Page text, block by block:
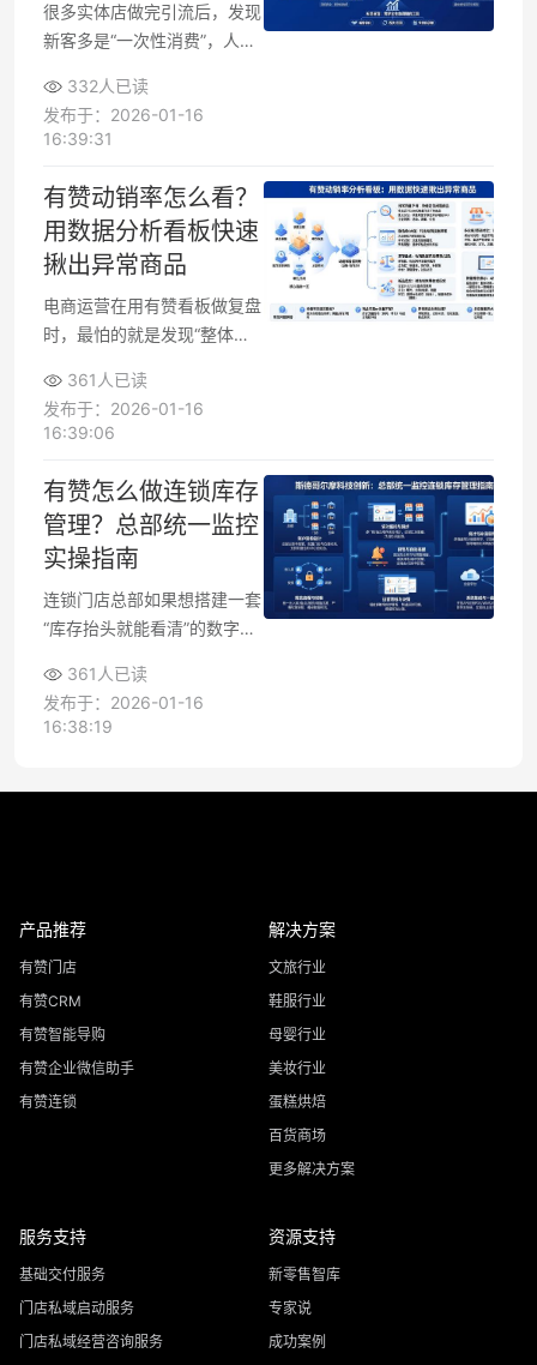
很多实体店做完引流后，发现
新客多是“一次性消费”，人来
把这些顾客变成长期贡献利润
的储值会员，需要把“办卡”这
务，用任务营销引导顾客持续
互动、二次到店、自然储值。
只要把任务设计合理、奖励清
晰、执行稳定，就能在不靠大
力度打折的前提下提升储值率
和复购。
332人已读
发布于：2026-01-16
16:39:31
有赞动销率怎么看？
用数据分析看板快速
揪出异常商品
电商运营在用有赞看板做复盘
时，最怕的就是发现“整体销
个商品”。想快速定位是个别
SKU动销异常，还是某一类目
赞数据分析看板里，结合动销
率、库存周转等关键指标做筛
选和对比。只要方法用对，5
分钟内就能找出需要重点处理
的滞销款和过热款，及时调整
运营策略。
361人已读
发布于：2026-01-16
16:39:06
有赞怎么做连锁库存
管理？总部统一监控
实操指南
连锁门店总部如果想搭建一套
“库存抬头就能看清”的数字化
门店、多仓库与一盘货能力。
通过合理配置门店、仓库、库
361人已读
发布于：2026-01-16
16:38:19
产品推荐
有赞门店
有赞CRM
有赞智能导购
有赞企业微信助手
有赞连锁
解决方案
文旅行业
鞋服行业
母婴行业
美妆行业
蛋糕烘焙
百货商场
更多解决方案
服务支持
基础交付服务
门店私域启动服务
门店私域经营咨询服务
资源支持
新零售智库
专家说
成功案例